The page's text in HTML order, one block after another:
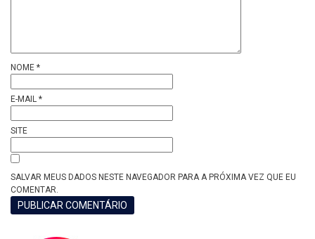
NOME *
E-MAIL *
SITE
SALVAR MEUS DADOS NESTE NAVEGADOR PARA A PRÓXIMA VEZ QUE EU
COMENTAR.